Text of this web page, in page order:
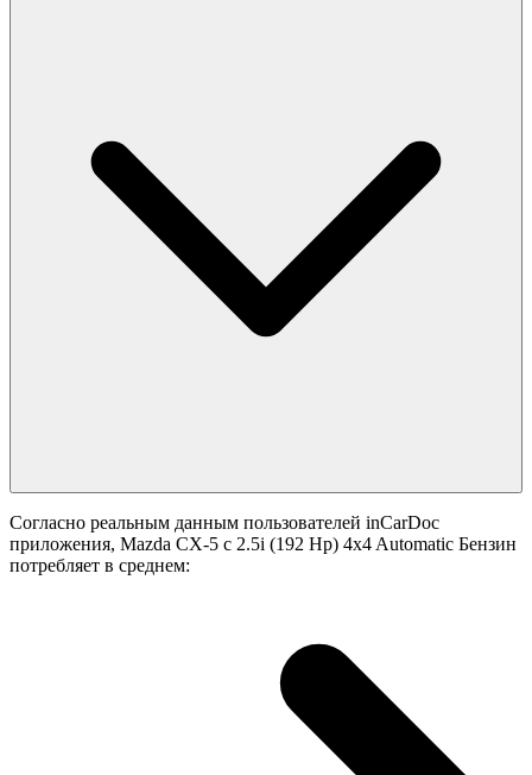
Согласно реальным данным пользователей inCarDoc
приложения, Mazda CX-5 с 2.5i (192 Hp) 4x4 Automatic Бензин
потребляет в среднем: